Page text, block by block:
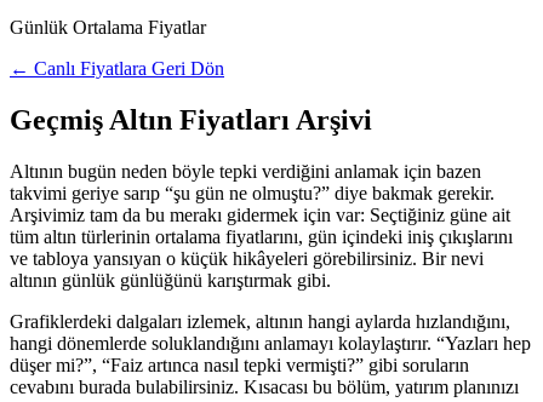
Günlük Ortalama Fiyatlar
← Canlı Fiyatlara Geri Dön
Geçmiş Altın Fiyatları Arşivi
Altının bugün neden böyle tepki verdiğini anlamak için bazen
takvimi geriye sarıp “şu gün ne olmuştu?” diye bakmak gerekir.
Arşivimiz tam da bu merakı gidermek için var: Seçtiğiniz güne ait
tüm altın türlerinin ortalama fiyatlarını, gün içindeki iniş çıkışlarını
ve tabloya yansıyan o küçük hikâyeleri görebilirsiniz. Bir nevi
altının günlük günlüğünü karıştırmak gibi.
Grafiklerdeki dalgaları izlemek, altının hangi aylarda hızlandığını,
hangi dönemlerde soluklandığını anlamayı kolaylaştırır. “Yazları hep
düşer mi?”, “Faiz artınca nasıl tepki vermişti?” gibi soruların
cevabını burada bulabilirsiniz. Kısacası bu bölüm, yatırım planınızı